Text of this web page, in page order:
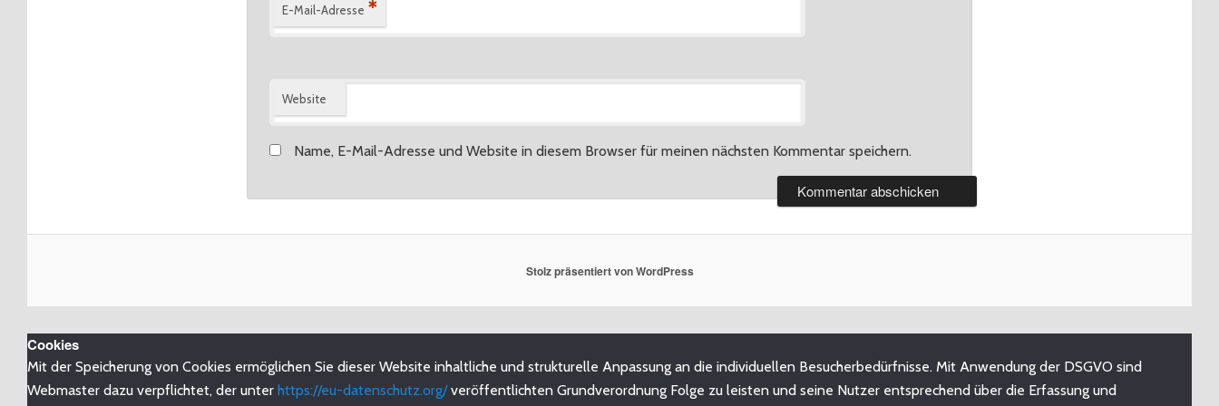
E-Mail-Adresse *
Website
Name, E-Mail-Adresse und Website in diesem Browser für meinen nächsten Kommentar speichern.
Stolz präsentiert von WordPress
Cookies
Mit der Speicherung von Cookies ermöglichen Sie dieser Website inhaltliche und strukturelle Anpassung an die individuellen Besucherbedürfnisse. Mit Anwendung der DSGVO sind
Webmaster dazu verpflichtet, der unter https://eu-datenschutz.org/veröffentlichten Grundverordnung Folge zu leisten und seine Nutzer entsprechend über die Erfassung und